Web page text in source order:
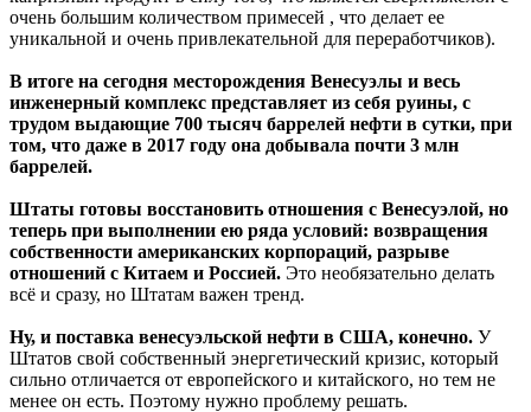
очень большим количеством примесей , что делает ее
уникальной и очень привлекательной для переработчиков).
В итоге на сегодня месторождения Венесуэлы и весь
инженерный комплекс представляет из себя руины, с
трудом выдающие 700 тысяч баррелей нефти в сутки, при
том, что даже в 2017 году она добывала почти 3 млн
баррелей.
Штаты готовы восстановить отношения с Венесуэлой, но
теперь при выполнении ею ряда условий: возвращения
собственности американских корпораций, разрыве
отношений с Китаем и Россией. Это необязательно делать
всё и сразу, но Штатам важен тренд.
Ну, и поставка венесуэльской нефти в США, конечно. У
Штатов свой собственный энергетический кризис, который
сильно отличается от европейского и китайского, но тем не
менее он есть. Поэтому нужно проблему решать.